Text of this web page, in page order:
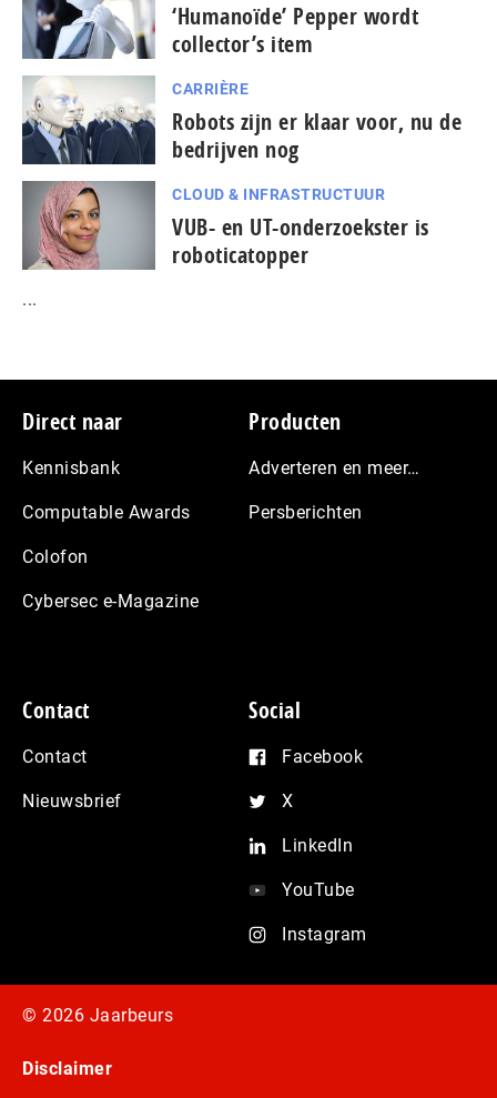
‘Humanoïde’ Pepper wordt
collector’s item
CARRIÈRE
Robots zijn er klaar voor, nu de
bedrijven nog
CLOUD & INFRASTRUCTUUR
VUB- en UT-onderzoekster is
roboticatopper
...
Footer
Direct naar
Kennisbank
Computable Awards
Colofon
Cybersec e-Magazine
Producten
Adverteren en meer…
Persberichten
Contact
Contact
Nieuwsbrief
Social
Facebook
X
LinkedIn
YouTube
Instagram
© 2026 Jaarbeurs
Disclaimer